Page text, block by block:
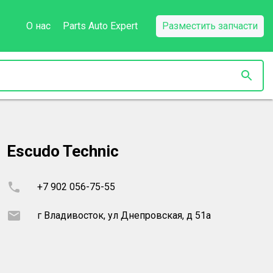
О нас Parts Auto Expert Разместить запчасти
Escudo Technic
+7 902 056-75-55
г Владивосток, ул Днепровская, д 51а